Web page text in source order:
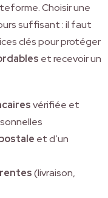
Choisir une
suffisant : il faut
clés pour protéger
et recevoir un
vérifiée et
et d’un
(livraison,